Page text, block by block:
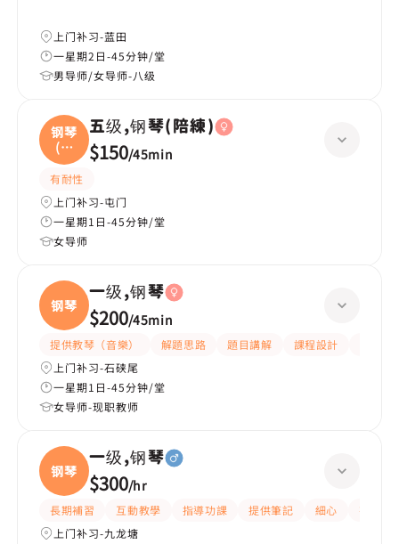
上门补习-蓝田
一星期2日-45分钟/堂
男导师/女导师-八级
钢琴
(陪
練
五级,钢琴(陪練)
$150/45min
有耐性
上门补习-屯门
一星期1日-45分钟/堂
女导师
钢琴
一级,钢琴
$200/45min
提供教琴（音樂） 解題思路 題目講解 課程設計
上门补习-石硖尾
一星期1日-45分钟/堂
女导师-现职教师
钢琴
一级,钢琴
$300/hr
長期補習 互動教學 指導功課 提供筆記 細心
有愛心
上门补习-九龙塘